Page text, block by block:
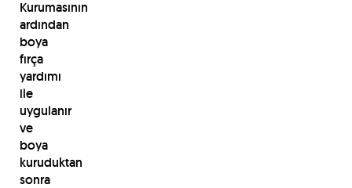
Kurumasının
ardından
boya
fırça
yardımı
ile
uygulanır
ve
boya
kuruduktan
sonra